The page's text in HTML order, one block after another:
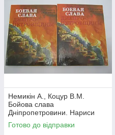
Немикін А., Коцур В.М.
Бойова слава
Дніпропетровини. Нариси
про Героях Радянського
Союзу (б/у).
Готово до відправки